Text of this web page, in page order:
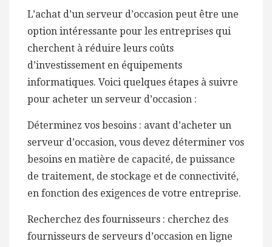
L’achat d’un serveur d’occasion peut être une
option intéressante pour les entreprises qui
cherchent à réduire leurs coûts
d’investissement en équipements
informatiques. Voici quelques étapes à suivre
pour acheter un serveur d’occasion :
Déterminez vos besoins : avant d’acheter un
serveur d’occasion, vous devez déterminer vos
besoins en matière de capacité, de puissance
de traitement, de stockage et de connectivité,
en fonction des exigences de votre entreprise.
Recherchez des fournisseurs : cherchez des
fournisseurs de serveurs d’occasion en ligne